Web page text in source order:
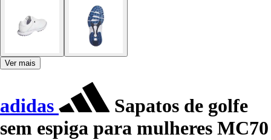
Ver mais
adidas
Sapatos de golfe
sem espiga para mulheres MC70